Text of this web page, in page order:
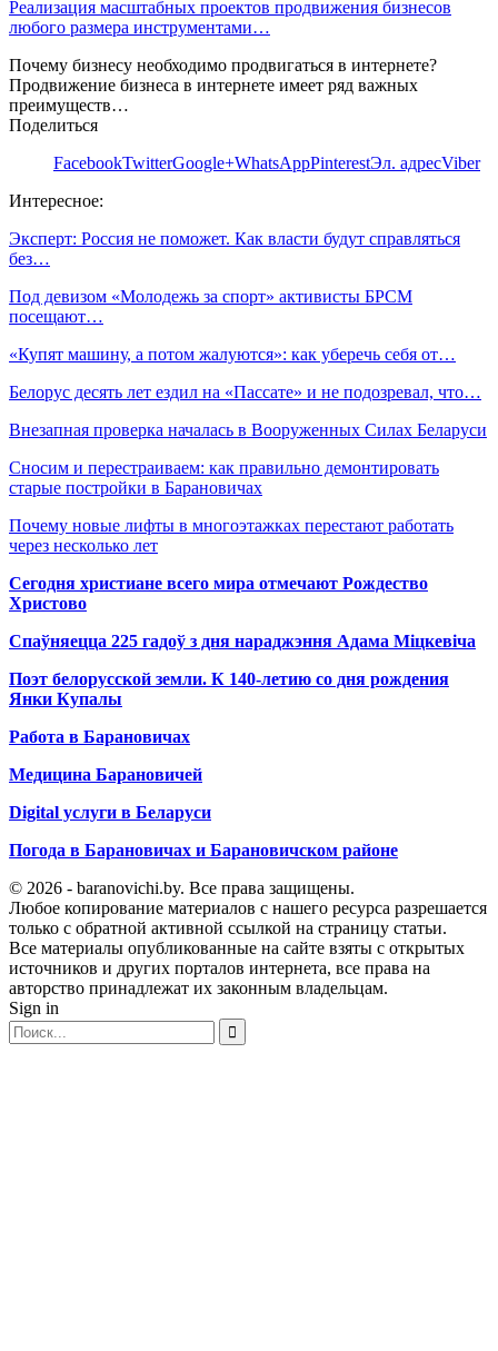
Реализация масштабных проектов продвижения бизнесов
любого размера инструментами…
Почему бизнесу необходимо продвигаться в интернете?
Продвижение бизнеса в интернете имеет ряд важных
преимуществ…
Поделиться
FacebookTwitterGoogle+WhatsAppPinterestЭл. адресViber
Интересное:
Эксперт: Россия не поможет. Как власти будут справляться
без…
Под девизом «Молодежь за спорт» активисты БРСМ
посещают…
«Купят машину, а потом жалуются»: как уберечь себя от…
Белорус десять лет ездил на «Пассате» и не подозревал, что…
Внезапная проверка началась в Вооруженных Силах Беларуси
Сносим и перестраиваем: как правильно демонтировать
старые постройки в Барановичах
Почему новые лифты в многоэтажках перестают работать
через несколько лет
Сегодня христиане всего мира отмечают Рождество
Христово
Спаўняецца 225 гадоў з дня нараджэння Адама Міцкевіча
Поэт белорусской земли. К 140-летию со дня рождения
Янки Купалы
Работа в Барановичах
Медицина Барановичей
Digital услуги в Беларуси
Погода в Барановичах и Барановичском районе
© 2026 - baranovichi.by. Все права защищены.
Любое копирование материалов с нашего ресурса разрешается
только с обратной активной ссылкой на страницу статьи.
Все материалы опубликованные на сайте взяты с открытых
источников и других порталов интернета, все права на
авторство принадлежат их законным владельцам.
Sign in